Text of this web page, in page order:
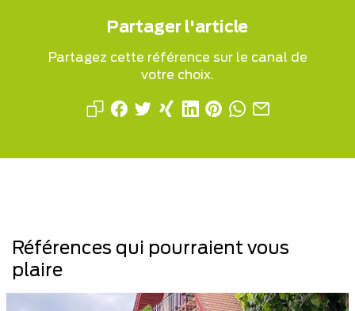
Partager l'article
Partagez cette référence sur le canal de
votre choix.
Références qui pourraient vous
plaire